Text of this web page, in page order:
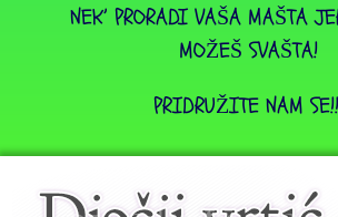
NEK’ PRORADI VAŠA MAŠTA
MOŽEŠ SVAŠTA!
PRIDRUŽITE NAM